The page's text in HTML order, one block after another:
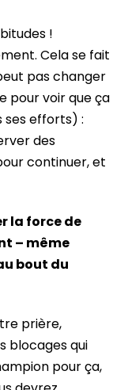
!
Cela se fait
pas changer
pour voir que ça
efforts) :
des
continuer, et
la force de
– même
bout du
prière,
blocages qui
pour ça,